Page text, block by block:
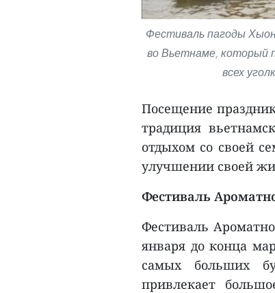
Фестиваль пагоды
во Вьетнаме, который
всех
Посещение
традиция
отдыхом со своей
улучшении своей
Фестиваль
Фестиваль
января до конца
самых больших
привлекает